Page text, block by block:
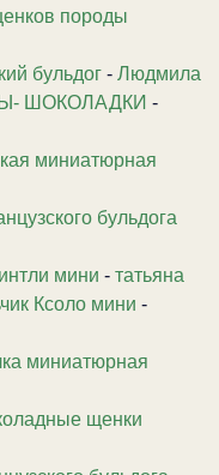
породы
бульдог - Людмила
ШОКОЛАДКИ -
миниатюрная
бульдога
мини - татьяна
Ксоло мини -
миниатюрная
щенки